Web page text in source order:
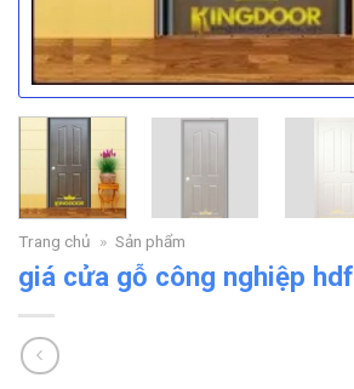
Trang chủ » Sản phẩm
giá cửa gỗ công nghiệp hdf